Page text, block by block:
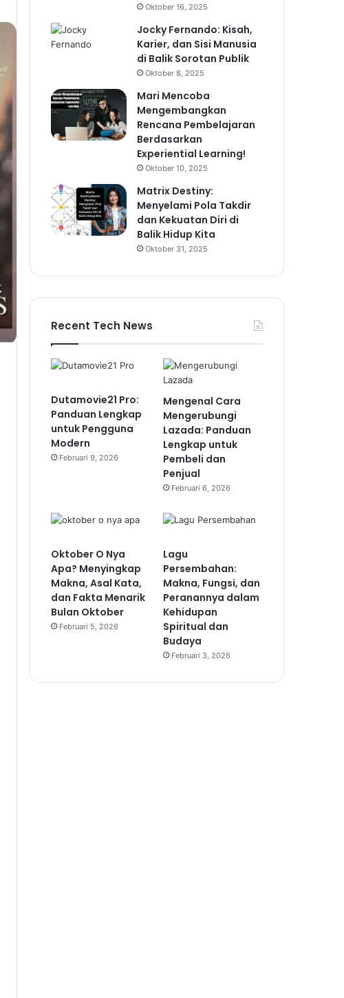
Oktober 16, 2025
Jocky Fernando: Kisah,
Karier, dan Sisi Manusia
di Balik Sorotan Publik
Oktober 8, 2025
Mari Mencoba
Mengembangkan
Rencana Pembelajaran
Berdasarkan
Experiential Learning!
Oktober 10, 2025
Matrix Destiny:
Menyelami Pola Takdir
dan Kekuatan Diri di
Balik Hidup Kita
Oktober 31, 2025
Recent Tech News
Dutamovie21 Pro:
Panduan Lengkap
untuk Pengguna
Modern
Februari 9, 2026
Mengenal Cara
Mengerubungi
Lazada: Panduan
Lengkap untuk
Pembeli dan
Penjual
Februari 6, 2026
Oktober O Nya
Apa? Menyingkap
Makna, Asal Kata,
dan Fakta Menarik
Bulan Oktober
Februari 5, 2026
Lagu
Persembahan:
Makna, Fungsi, dan
Peranannya dalam
Kehidupan
Spiritual dan
Budaya
Februari 3, 2026